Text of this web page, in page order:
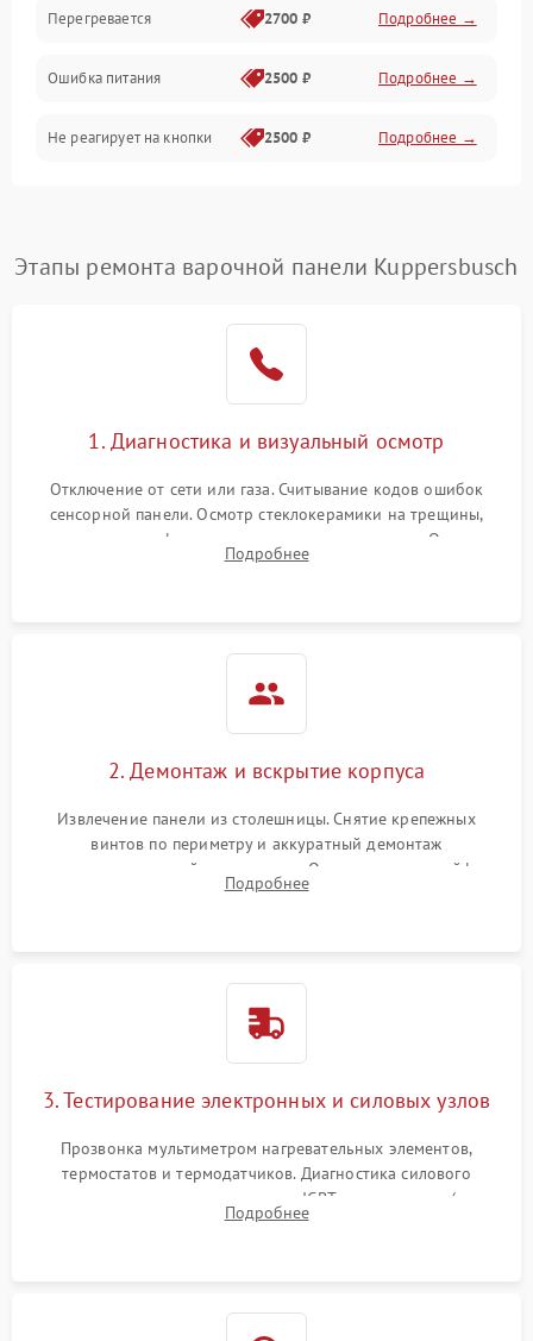
Перегревается 2700 ₽ Подробнее →
Ошибка питания 2500 ₽ Подробнее →
Не реагирует на кнопки 2500 ₽ Подробнее →
Этапы ремонта варочной панели Kuppersbusch
1. Диагностика и визуальный осмотр
Отключение от сети или газа. Считывание кодов ошибок
сенсорной панели. Осмотр стеклокерамики на трещины,
проверка конфорок на равномерность нагрева. Опрос
клиента о симптомах (не включается, не видит посуду,
Подробнее
2. Демонтаж и вскрытие корпуса
Извлечение панели из столешницы. Снятие крепежных
винтов по периметру и аккуратный демонтаж
стеклокерамической поверхности. Отсоединение шлейфов
сенсорного блока для доступа к силовым платам, катушкам
Подробнее
3. Тестирование электронных и силовых узлов
Прозвонка мультиметром нагревательных элементов,
термостатов и термодатчиков. Диагностика силового
модуля, реле, диодных мостов и IGBT-транзисторов (для
индукции). Проверка кранов и газ-контроля (для газовых
Подробнее